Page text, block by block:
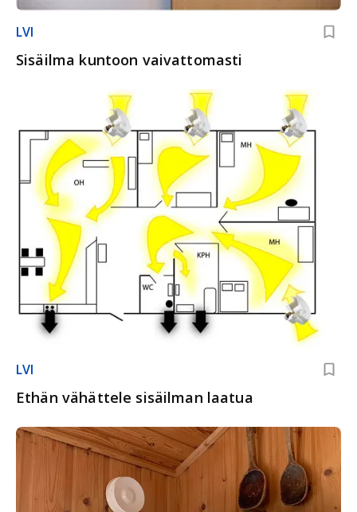
LVI
Sisäilma kuntoon vaivattomasti
LVI
Ethän vähättele sisäilman laatua